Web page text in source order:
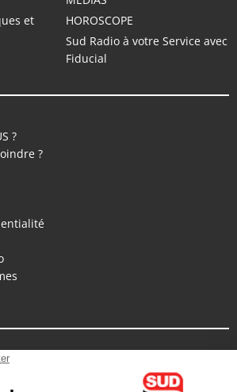
et
HOROSCOPE
Sud Radio à votre Service avec
Fiducial
?
?